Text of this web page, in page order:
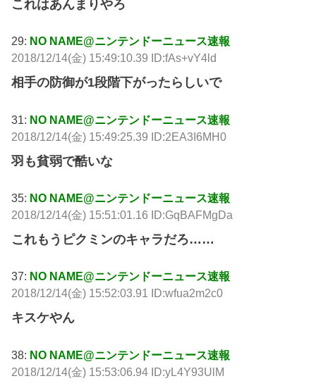
これはあんまりやろ
29: NO NAME@ニンテンドーニュース速報
2018/12/14(金) 15:49:10.39 ID:fAs+vY4ld
相手の防御が1段階下がったらしいで
31: NO NAME@ニンテンドーニュース速報
2018/12/14(金) 15:49:25.39 ID:2EA3I6MH0
羽も貧弱で酷いな
35: NO NAME@ニンテンドーニュース速報
2018/12/14(金) 15:51:01.16 ID:GqBAFMgDa
これもうピクミンのキャラだろ……
37: NO NAME@ニンテンドーニュース速報
2018/12/14(金) 15:52:03.91 ID:wfua2m2c0
キスケやん
38: NO NAME@ニンテンドーニュース速報
2018/12/14(金) 15:53:06.94 ID:yL4Y93UlM